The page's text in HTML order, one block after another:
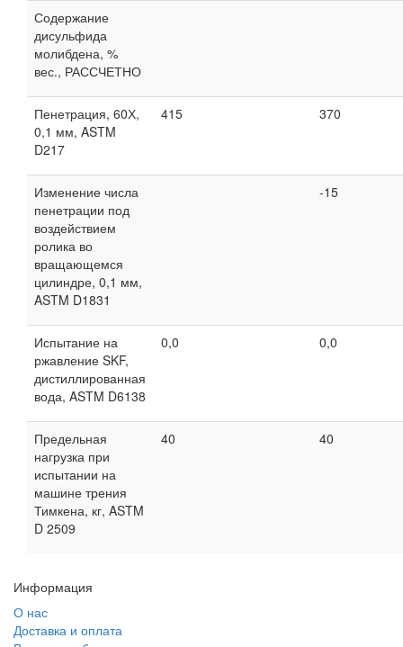
Содержание
дисульфида
молибдена, %
вес., РАССЧЕТНО
Пенетрация, 60Х,
0,1 мм, ASTM
D217
415 370
Изменение числа
пенетрации под
воздействием
ролика во
вращающемся
цилиндре, 0,1 мм,
ASTM D1831
-15
Испытание на
ржавление SKF,
дистиллированная
вода, ASTM D6138
0,0 0,0
Предельная
нагрузка при
испытании на
машине трения
Тимкена, кг, ASTM
D 2509
40 40
Информация
О нас
Доставка и оплата